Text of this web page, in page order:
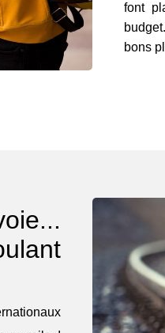
font
bons